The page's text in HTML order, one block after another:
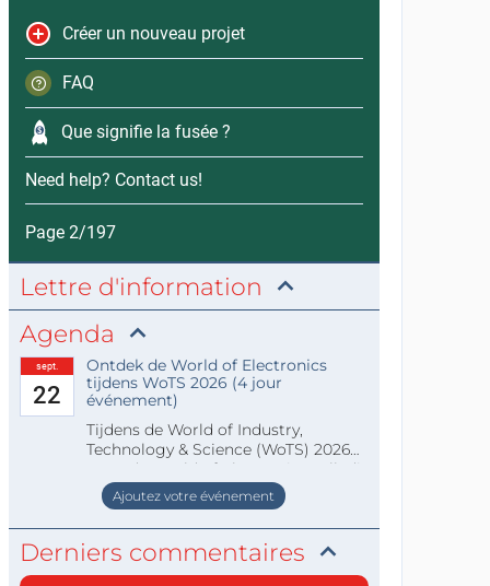
Créer un nouveau projet
FAQ
Que signifie la fusée ?
Need help? Contact us!
Page 2/197
Lettre d'information
Agenda
sept.
22
Ontdek de World of Electronics
tijdens WoTS 2026 (4 jour
événement)
Tijdens de World of Industry,
Technology & Science (WoTS) 2026
staat de World of Electronics volledi
Ajoutez votre événement
Derniers commentaires